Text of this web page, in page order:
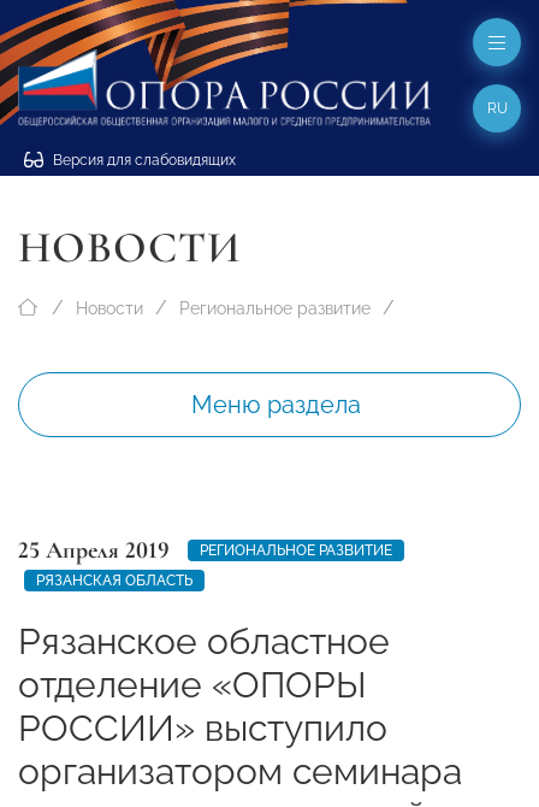
Версия для слабовидящих
RU
НОВОСТИ
Новости Региональное развитие
Меню раздела
25 Апреля 2019
РЕГИОНАЛЬНОЕ РАЗВИТИЕ
РЯЗАНСКАЯ ОБЛАСТЬ
Рязанское областное
отделение «ОПОРЫ
РОССИИ» выступило
организатором семинара